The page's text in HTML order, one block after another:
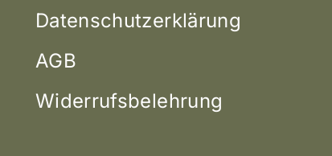
Datenschutzerklärung
AGB
Widerrufsbelehrung